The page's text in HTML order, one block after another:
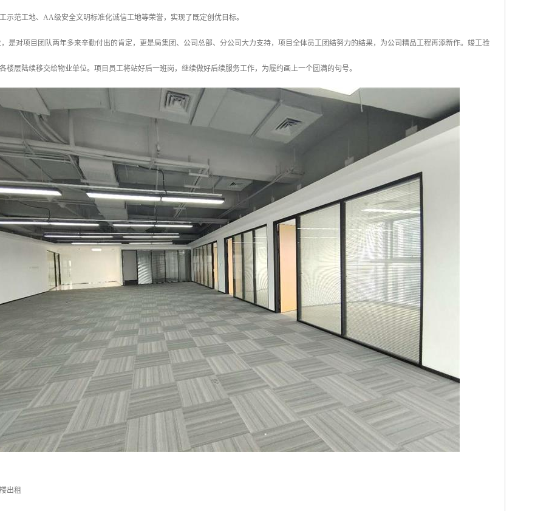
示范工地、AA级安全文明标准化诚信工地等荣誉，实现了既定创优目标。
是对项目团队两年多来辛勤付出的肯定，更是局集团、公司总部、分公司大力支持，项目全体员工团结努力的结果，为公司精品工程再添新作。竣工验
楼层陆续移交给物业单位。项目员工将站好后一班岗，继续做好后续服务工作，为履约画上一个圆满的句号。
出租